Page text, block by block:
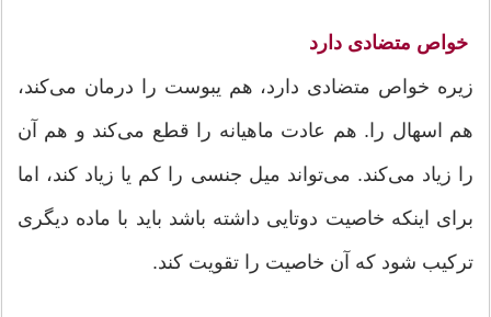
خواص متضادی دارد
زیره خواص متضادی دارد، هم یبوست را درمان می‌کند،
هم اسهال را. هم عادت ماهیانه را قطع می‌کند و هم آن
را زیاد می‌کند. می‌تواند میل جنسی را کم یا زیاد کند، اما
برای اینکه خاصیت دوتایی داشته باشد باید با ماده دیگری
ترکیب شود که آن خاصیت را تقویت کند.